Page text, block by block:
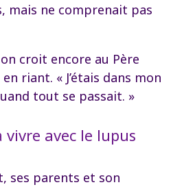
mais ne comprenait pas
croit encore au Père
riant. « J’étais dans mon
tout se passait. »
vivre avec le lupus
ses parents et son